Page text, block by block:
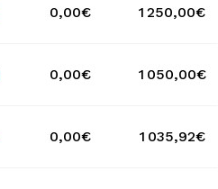
0,00€ 1 250,00€
0,00€ 1 050,00€
0,00€ 1 035,92€